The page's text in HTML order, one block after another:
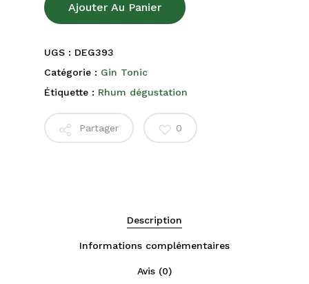
Ajouter Au Panier
UGS : DEG393
Catégorie : Gin Tonic
Étiquette : Rhum dégustation
Partager 0
Description
Informations complémentaires
Avis (0)